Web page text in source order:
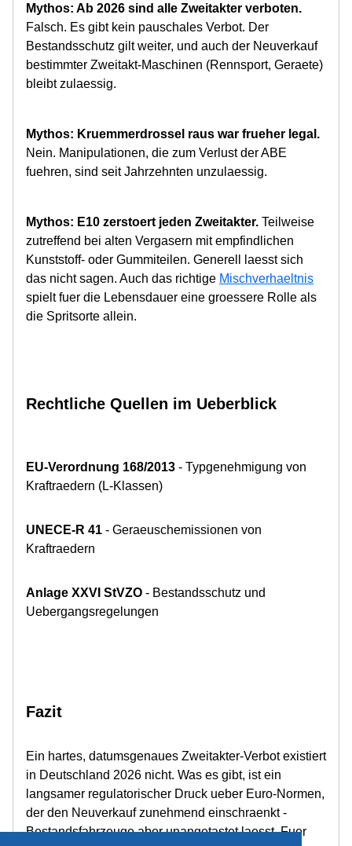
Mythos: Ab 2026 sind alle Zweitakter verboten.
Falsch. Es gibt kein pauschales Verbot. Der
Bestandsschutz gilt weiter, und auch der Neuverkauf
bestimmter Zweitakt-Maschinen (Rennsport, Geraete)
bleibt zulaessig.
Mythos: Kruemmerdrossel raus war frueher legal.
Nein. Manipulationen, die zum Verlust der ABE
fuehren, sind seit Jahrzehnten unzulaessig.
Mythos: E10 zerstoert jeden Zweitakter. Teilweise
zutreffend bei alten Vergasern mit empfindlichen
Kunststoff- oder Gummiteilen. Generell laesst sich
das nicht sagen. Auch das richtige Mischverhaeltnis
spielt fuer die Lebensdauer eine groessere Rolle als
die Spritsorte allein.
Rechtliche Quellen im Ueberblick
EU-Verordnung 168/2013 - Typgenehmigung von
Kraftraedern (L-Klassen)
UNECE-R 41 - Geraeuschemissionen von
Kraftraedern
Anlage XXVI StVZO - Bestandsschutz und
Uebergangsregelungen
Fazit
Ein hartes, datumsgenaues Zweitakter-Verbot existiert
in Deutschland 2026 nicht. Was es gibt, ist ein
langsamer regulatorischer Druck ueber Euro-Normen,
der den Neuverkauf zunehmend einschraenkt -
Bestandsfahrzeuge aber unangetastet laesst. Fuer